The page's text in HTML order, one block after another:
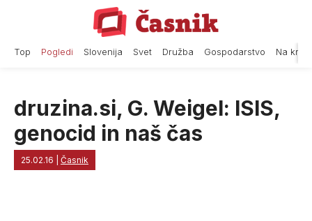
Top Pogledi Slovenija Svet Družba Gospodarstvo Na
druzina.si, G. Weigel: ISIS,
genocid in naš čas
25.02.16 Časnik